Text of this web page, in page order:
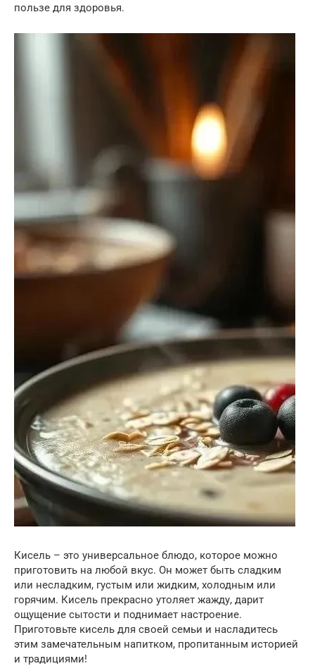
пользе для здоровья.
Кисель – это универсальное блюдо, которое можно
приготовить на любой вкус. Он может быть сладким
или несладким, густым или жидким, холодным или
горячим. Кисель прекрасно утоляет жажду, дарит
ощущение сытости и поднимает настроение.
Приготовьте кисель для своей семьи и насладитесь
этим замечательным напитком, пропитанным историей
и традициями!